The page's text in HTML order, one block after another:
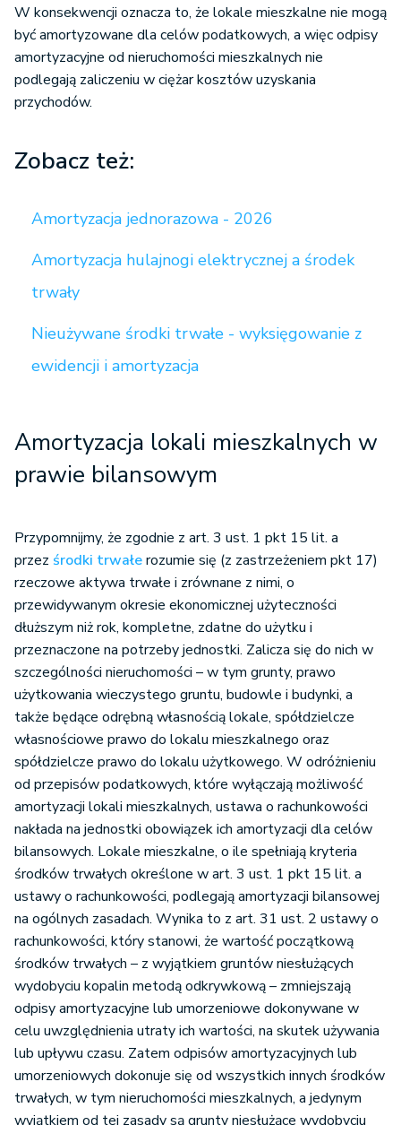
W konsekwencji oznacza to, że lokale mieszkalne nie mogą
być amortyzowane dla celów podatkowych, a więc odpisy
amortyzacyjne od nieruchomości mieszkalnych nie
podlegają zaliczeniu w ciężar kosztów uzyskania
przychodów.
Zobacz też:
Amortyzacja jednorazowa - 2026
Amortyzacja hulajnogi elektrycznej a środek
trwały
Nieużywane środki trwałe - wyksięgowanie z
ewidencji i amortyzacja
Amortyzacja lokali mieszkalnych w
prawie bilansowym
Przypomnijmy, że zgodnie z art. 3 ust. 1 pkt 15 lit. a
przez środki trwałerozumie się (z zastrzeżeniem pkt 17)
rzeczowe aktywa trwałe i zrównane z nimi, o
przewidywanym okresie ekonomicznej użyteczności
dłuższym niż rok, kompletne, zdatne do użytku i
przeznaczone na potrzeby jednostki. Zalicza się do nich w
szczególności nieruchomości – w tym grunty, prawo
użytkowania wieczystego gruntu, budowle i budynki, a
także będące odrębną własnością lokale, spółdzielcze
własnościowe prawo do lokalu mieszkalnego oraz
spółdzielcze prawo do lokalu użytkowego. W odróżnieniu
od przepisów podatkowych, które wyłączają możliwość
amortyzacji lokali mieszkalnych, ustawa o rachunkowości
nakłada na jednostki obowiązek ich amortyzacji dla celów
bilansowych. Lokale mieszkalne, o ile spełniają kryteria
środków trwałych określone w art. 3 ust. 1 pkt 15 lit. a
ustawy o rachunkowości, podlegają amortyzacji bilansowej
na ogólnych zasadach. Wynika to z art. 31 ust. 2 ustawy o
rachunkowości, który stanowi, że wartość początkową
środków trwałych – z wyjątkiem gruntów niesłużących
wydobyciu kopalin metodą odkrywkową – zmniejszają
odpisy amortyzacyjne lub umorzeniowe dokonywane w
celu uwzględnienia utraty ich wartości, na skutek używania
lub upływu czasu. Zatem odpisów amortyzacyjnych lub
umorzeniowych dokonuje się od wszystkich innych środków
trwałych, w tym nieruchomości mieszkalnych, a jedynym
wyjątkiem od tej zasady są grunty niesłużące wydobyciu